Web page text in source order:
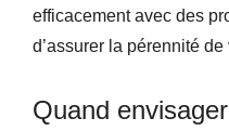
efficacement avec des
d’assurer la pérennité
Quand